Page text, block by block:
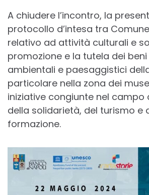
A chiudere l’incontro, la
protocollo d’intesa tra
relativo ad attività culturali e
promozione e la tutela dei
ambientali e paesaggistici
particolare nella zona dei
iniziative congiunte nel campo
della solidarietà, del turismo e
formazione.